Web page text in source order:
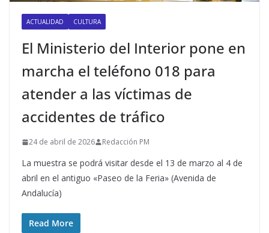
ACTUALIDAD CULTURA
El Ministerio del Interior pone en
marcha el teléfono 018 para
atender a las víctimas de
accidentes de tráfico
24 de abril de 2026 Redacción PM
La muestra se podrá visitar desde el 13 de marzo al 4 de
abril en el antiguo «Paseo de la Feria» (Avenida de
Andalucía)
Read More